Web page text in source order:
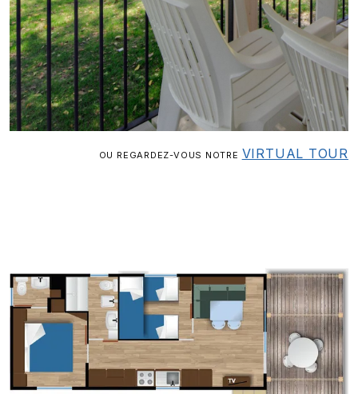
OU REGARDEZ-VOUS NOTRE VIRTUAL TOUR